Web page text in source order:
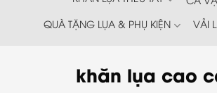
QUÀ TẶNG LỤA & PHỤ KIỆN
VẢI
khăn lụa cao